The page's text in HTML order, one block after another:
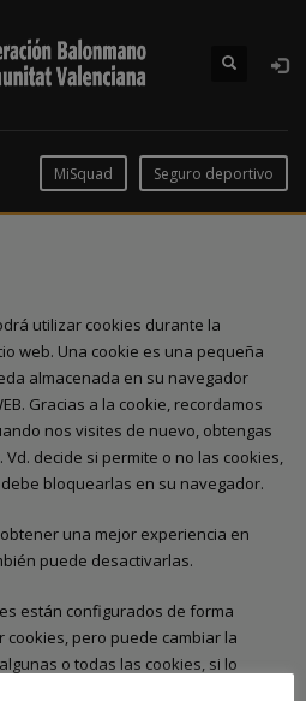
MiSquad Seguro deportivo
utilizar cookies durante la
web. Una cookie es una pequeña
almacenada en su navegador
Gracias a la cookie, recordamos
nos visites de nuevo, obtengas
decide si permite o no las cookies,
bloquearlas en su navegador.
una mejor experiencia en
puede desactivarlas.
están configurados de forma
pero puede cambiar la
o todas las cookies, si lo